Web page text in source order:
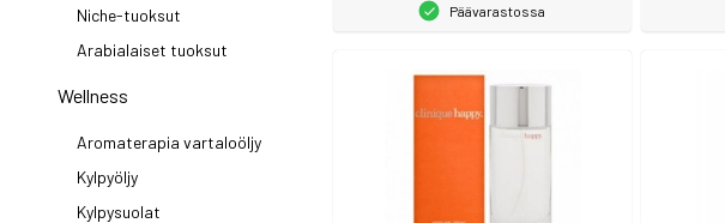
Niche-tuoksut
Arabialaiset tuoksut
Wellness
Aromaterapia vartaloöljy
Kylpyöljy
Kylpysuolat
Päävarastossa